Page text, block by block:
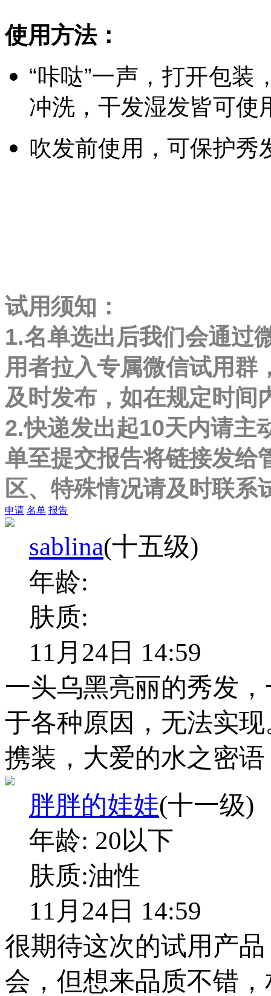
使用方法：
“咔哒”一声，打开包
冲洗，干发湿发皆可使
吹发前使用，可保护秀
试用须知：
1.名单选出后我们会通过
用者拉入专属微信试用群
及时发布，如在规定时间
2.快递发出起10天内请主
单至提交报告将链接发给
区、特殊情况请及时联系
申请 名单 报告
sablina(十五级)
年龄:
肤质:
11月24日 14:59
一头乌黑亮丽的秀发
于各种原因，无法实
携装，大爱的水之密
胖胖的娃娃(十一级)
年龄: 20以下
肤质:油性
11月24日 14:59
很期待这次的试用产
会，但想来品质不错